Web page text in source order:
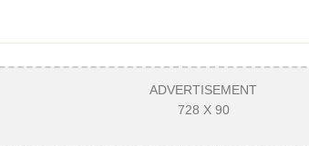
ADVERTISEMENT
728 X 90